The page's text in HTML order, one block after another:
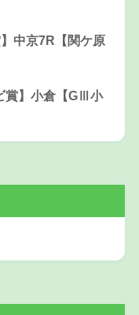
中京7R【関ケ原
賞】小倉【GⅢ小